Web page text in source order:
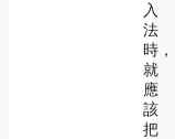
入
法
時，
就
應
該
把